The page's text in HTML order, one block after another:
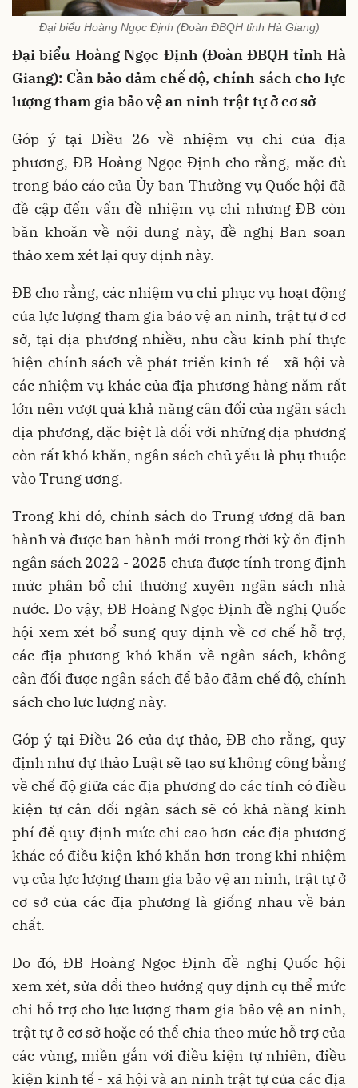
Đại biểu Hoàng Ngọc Định (Đoàn ĐBQH tỉnh Hà Giang)
Đại biểu Hoàng Ngọc Định (Đoàn ĐBQH tỉnh Hà
Giang): Cần bảo đảm chế độ, chính sách cho lực
lượng tham gia bảo vệ an ninh trật tự ở cơ sở
Góp ý tại Điều 26 về nhiệm vụ chi của địa
phương, ĐB Hoàng Ngọc Định cho rằng, mặc dù
trong báo cáo của Ủy ban Thường vụ Quốc hội đã
đề cập đến vấn đề nhiệm vụ chi nhưng ĐB còn
băn khoăn về nội dung này, đề nghị Ban soạn
thảo xem xét lại quy định này.
ĐB cho rằng, các nhiệm vụ chi phục vụ hoạt động
của lực lượng tham gia bảo vệ an ninh, trật tự ở cơ
sở, tại địa phương nhiều, nhu cầu kinh phí thực
hiện chính sách về phát triển kinh tế - xã hội và
các nhiệm vụ khác của địa phương hàng năm rất
lớn nên vượt quá khả năng cân đối của ngân sách
địa phương, đặc biệt là đối với những địa phương
còn rất khó khăn, ngân sách chủ yếu là phụ thuộc
vào Trung ương.
Trong khi đó, chính sách do Trung ương đã ban
hành và được ban hành mới trong thời kỳ ổn định
ngân sách 2022 - 2025 chưa được tính trong định
mức phân bổ chi thường xuyên ngân sách nhà
nước. Do vậy, ĐB Hoàng Ngọc Định đề nghị Quốc
hội xem xét bổ sung quy định về cơ chế hỗ trợ,
các địa phương khó khăn về ngân sách, không
cân đối được ngân sách để bảo đảm chế độ, chính
sách cho lực lượng này.
Góp ý tại Điều 26 của dự thảo, ĐB cho rằng, quy
định như dự thảo Luật sẽ tạo sự không công bằng
về chế độ giữa các địa phương do các tỉnh có điều
kiện tự cân đối ngân sách sẽ có khả năng kinh
phí để quy định mức chi cao hơn các địa phương
khác có điều kiện khó khăn hơn trong khi nhiệm
vụ của lực lượng tham gia bảo vệ an ninh, trật tự ở
cơ sở của các địa phương là giống nhau về bản
chất.
Do đó, ĐB Hoàng Ngọc Định đề nghị Quốc hội
xem xét, sửa đổi theo hướng quy định cụ thể mức
chi hỗ trợ cho lực lượng tham gia bảo vệ an ninh,
trật tự ở cơ sở hoặc có thể chia theo mức hỗ trợ của
các vùng, miền gắn với điều kiện tự nhiên, điều
kiện kinh tế - xã hội và an ninh trật tự của các địa